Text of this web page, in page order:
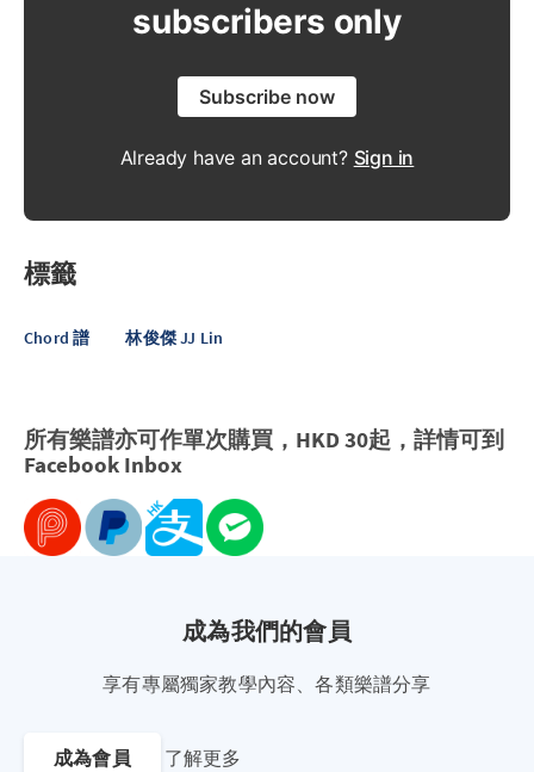
subscribers only
Subscribe now
Already have an account? Sign in
標籤
Chord 譜 林俊傑 JJ Lin
所有樂譜亦可作單次購買，HKD 30起，詳情可到
Facebook Inbox
成為我們的會員
享有專屬獨家教學內容、各類樂譜分享
成為會員 了解更多